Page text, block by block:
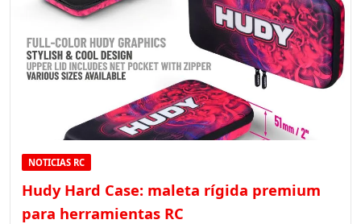
NOTICIAS RC
Hudy Hard Case: maleta rígida premium
para herramientas RC